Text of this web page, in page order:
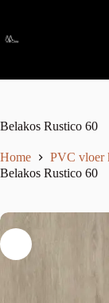
Belakos Rustico 60
Home PVC vloer
Belakos Rustico 60